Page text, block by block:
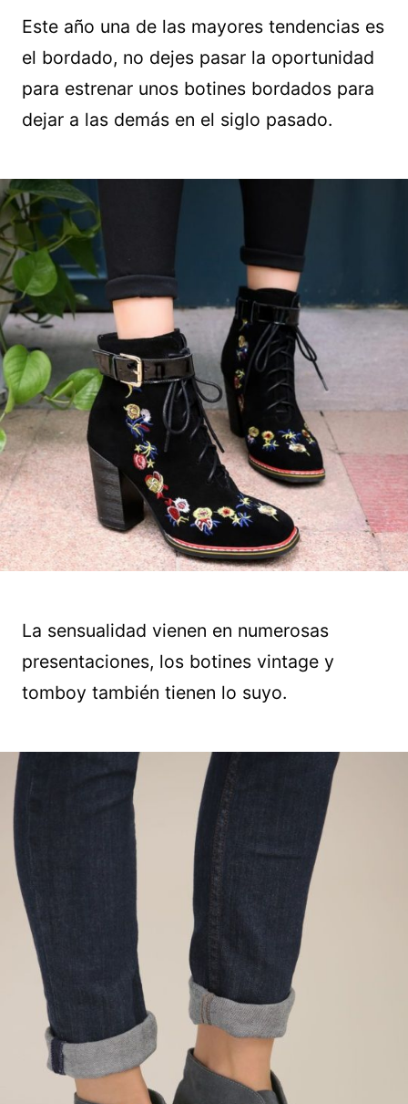
Este año una de las mayores tendencias es
el bordado, no dejes pasar la oportunidad
para estrenar unos botines bordados para
dejar a las demás en el siglo pasado.
La sensualidad vienen en numerosas
presentaciones, los botines vintage y
tomboy también tienen lo suyo.